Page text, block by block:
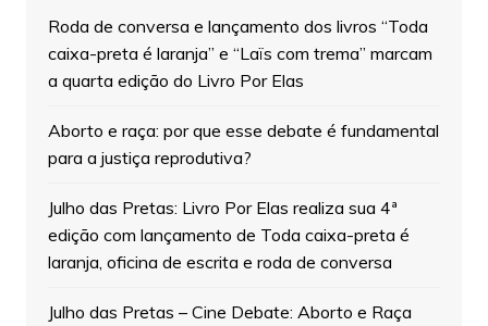
Roda de conversa e lançamento dos livros “Toda
caixa-preta é laranja” e “Laïs com trema” marcam
a quarta edição do Livro Por Elas
Aborto e raça: por que esse debate é fundamental
para a justiça reprodutiva?
Julho das Pretas: Livro Por Elas realiza sua 4ª
edição com lançamento de Toda caixa-preta é
laranja, oficina de escrita e roda de conversa
Julho das Pretas – Cine Debate: Aborto e Raça